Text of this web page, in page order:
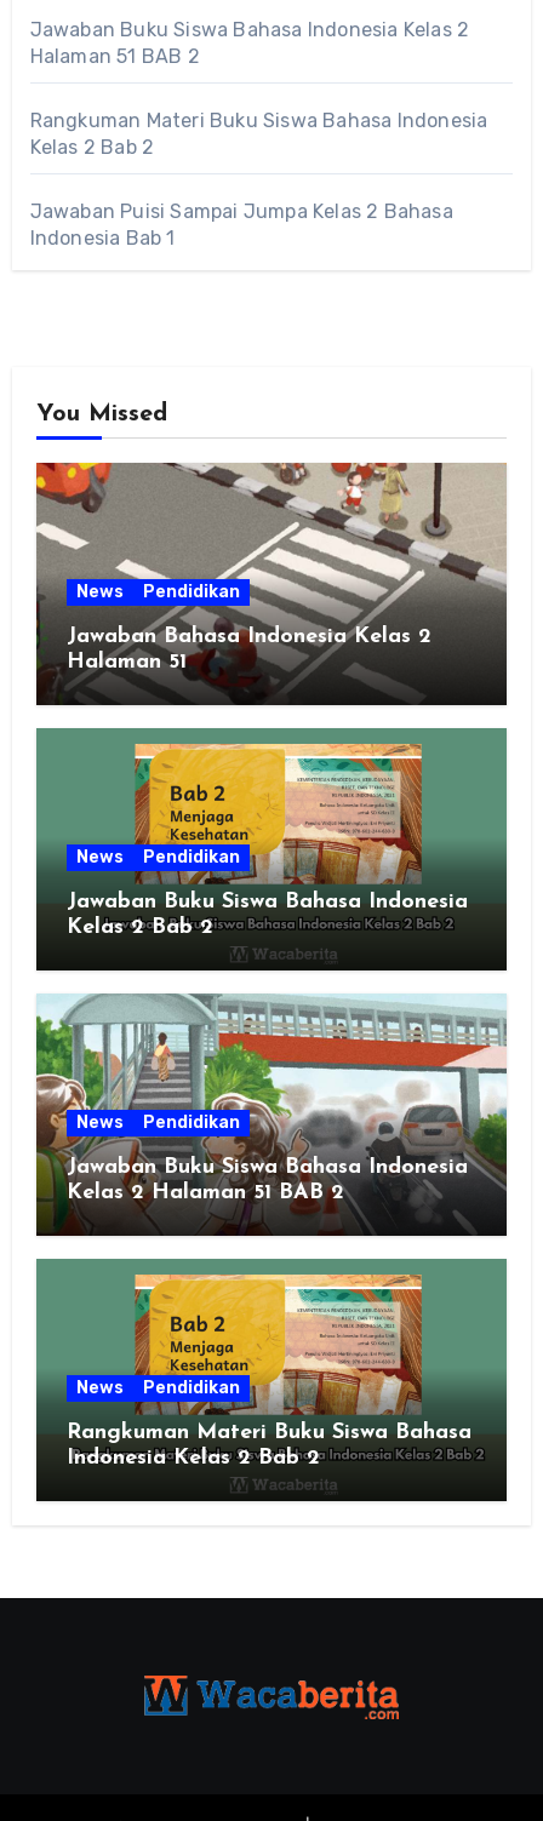
Jawaban Buku Siswa Bahasa Indonesia Kelas 2
Halaman 51 BAB 2
Rangkuman Materi Buku Siswa Bahasa Indonesia
Kelas 2 Bab 2
Jawaban Puisi Sampai Jumpa Kelas 2 Bahasa
Indonesia Bab 1
You Missed
News Pendidikan
Jawaban Bahasa Indonesia Kelas 2
Halaman 51
News Pendidikan
Jawaban Buku Siswa Bahasa Indonesia
Kelas 2 Bab 2
News Pendidikan
Jawaban Buku Siswa Bahasa Indonesia
Kelas 2 Halaman 51 BAB 2
News Pendidikan
Rangkuman Materi Buku Siswa Bahasa
Indonesia Kelas 2 Bab 2